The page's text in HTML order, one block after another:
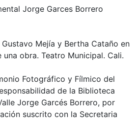
Jorge Garces Borrero
Mejía y Bertha Cataño en
obra. Teatro Municipal. Cali.
Fotográfico y Fílmico del
de la Biblioteca
Jorge Garcés Borrero, por
suscrito con la Secretaria